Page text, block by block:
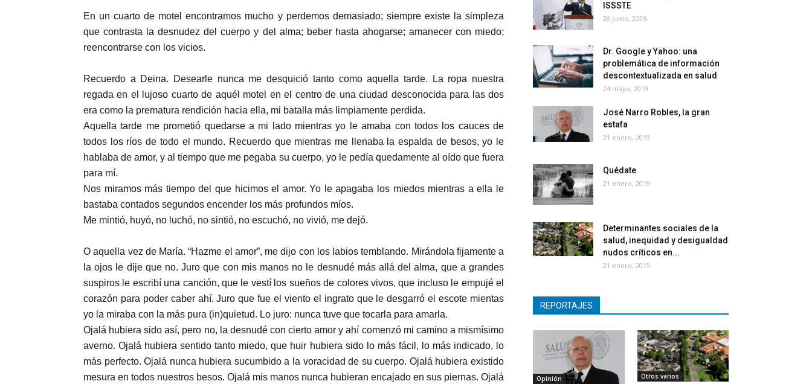
En un cuarto de motel encontramos mucho y perdemos demasiado; siempre existe la simpleza
que contrasta la desnudez del cuerpo y del alma; beber hasta ahogarse; amanecer con miedo;
reencontrarse con los vicios.
Recuerdo a Deina. Desearle nunca me desquició tanto como aquella tarde. La ropa nuestra
regada en el lujoso cuarto de aquél motel en el centro de una ciudad desconocida para las dos
era como la prematura rendición hacia ella, mi batalla más limpiamente perdida.
Aquella tarde me prometió quedarse a mi lado mientras yo le amaba con todos los cauces de
todos los ríos de todo el mundo. Recuerdo que mientras me llenaba la espalda de besos, yo le
hablaba de amor, y al tiempo que me pegaba su cuerpo, yo le pedía quedamente al oído que fuera
para mí.
Nos miramos más tiempo del que hicimos el amor. Yo le apagaba los miedos mientras a ella le
bastaba contados segundos encender los más profundos míos.
Me mintió, huyó, no luchó, no sintió, no escuchó, no vivió, me dejó.
O aquella vez de María. “Hazme el amor”, me dijo con los labios temblando. Mirándola fijamente a
la ojos le dije que no. Juro que con mis manos no le desnudé más allá del alma, que a grandes
suspiros le escribí una canción, que le vestí los sueños de colores vivos, que incluso le empujé el
corazón para poder caber ahí. Juro que fue el viento el ingrato que le desgarró el escote mientas
yo la miraba con la más pura (in)quietud. Lo juro: nunca tuve que tocarla para amarla.
Ojalá hubiera sido así, pero no, la desnudé con cierto amor y ahí comenzó mi camino a mismísimo
averno. Ojalá hubiera sentido tanto miedo, que huir hubiera sido lo más fácil, lo más indicado, lo
más perfecto. Ojalá nunca hubiera sucumbido a la voracidad de su cuerpo. Ojalá hubiera existido
mesura en todos nuestros besos. Ojalá mis manos nunca hubieran encajado en sus piernas. Ojalá
ISSSTE
28 junio, 2025
Dr. Google y Yahoo: una
problemática de información
descontextualizada en salud
24 mayo, 2019
José Narro Robles, la gran
estafa
21 enero, 2019
Quédate
21 enero, 2019
Determinantes sociales de la
salud, inequidad y desigualdad
nudos críticos en...
21 enero, 2019
REPORTAJES
Opinión Otros varios